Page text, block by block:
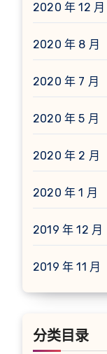
2020 年 12 月
2020 年 8 月
2020 年 7 月
2020 年 5 月
2020 年 2 月
2020 年 1 月
2019 年 12 月
2019 年 11 月
分类目录